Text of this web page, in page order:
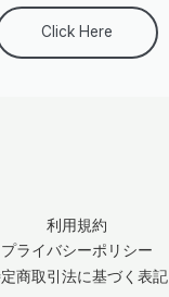
Click Here
利用規約
プライバシーポリシー
商取引法に基づく表記